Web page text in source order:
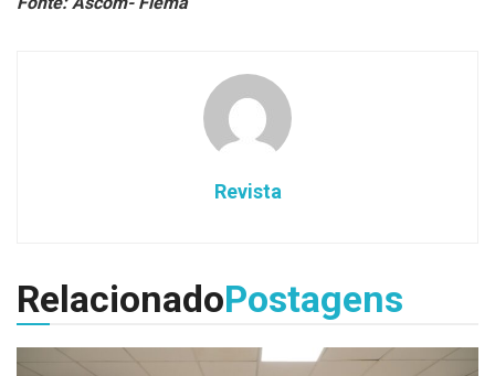
Revista
RelacionadoPostagens